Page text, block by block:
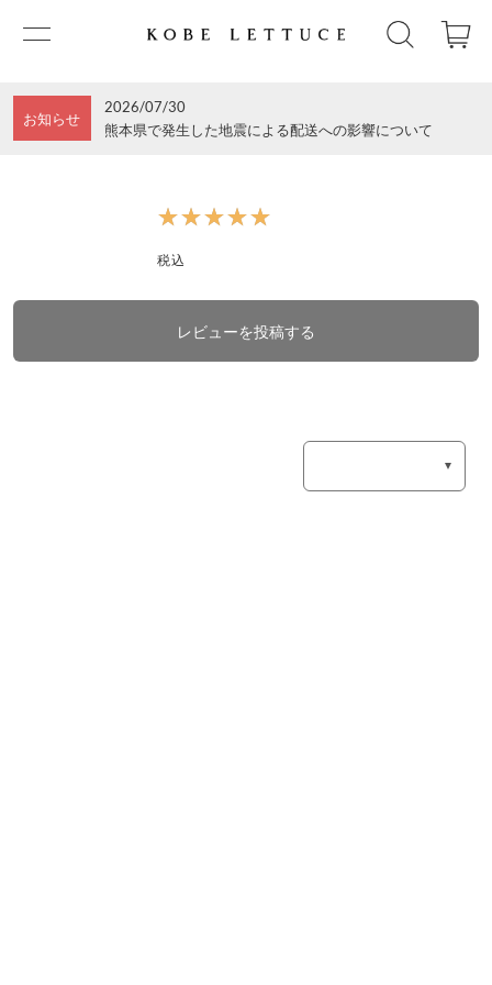
お知らせ
2026/07/30
熊本県で発生した地震による配送への影響について
★★★★★
★★★★★
税込
レビューを投稿する